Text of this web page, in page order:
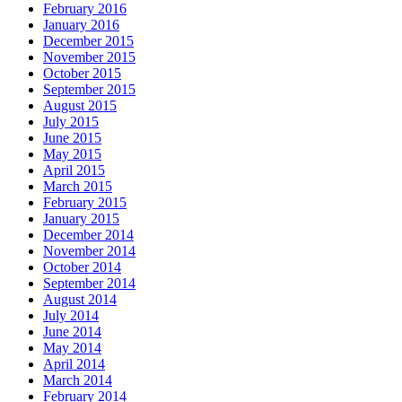
February 2016
January 2016
December 2015
November 2015
October 2015
September 2015
August 2015
July 2015
June 2015
May 2015
April 2015
March 2015
February 2015
January 2015
December 2014
November 2014
October 2014
September 2014
August 2014
July 2014
June 2014
May 2014
April 2014
March 2014
February 2014